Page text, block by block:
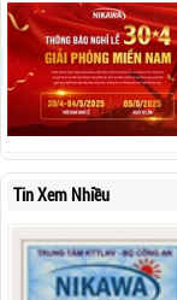
Tin Xem Nhiều